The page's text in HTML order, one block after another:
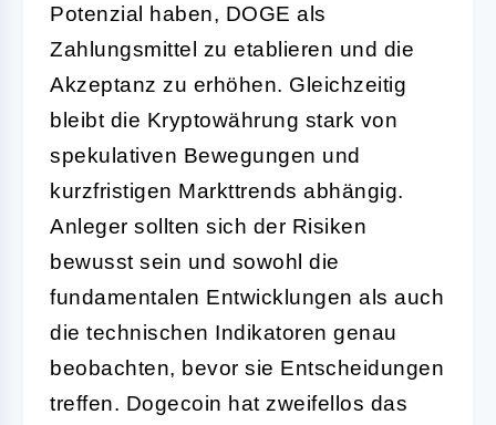
Potenzial haben, DOGE als
Zahlungsmittel zu etablieren und die
Akzeptanz zu erhöhen. Gleichzeitig
bleibt die Kryptowährung stark von
spekulativen Bewegungen und
kurzfristigen Markttrends abhängig.
Anleger sollten sich der Risiken
bewusst sein und sowohl die
fundamentalen Entwicklungen als auch
die technischen Indikatoren genau
beobachten, bevor sie Entscheidungen
treffen. Dogecoin hat zweifellos das